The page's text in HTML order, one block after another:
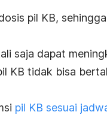
pil KB,
saja dapat
KB tidak bisa
pil KB sesuai